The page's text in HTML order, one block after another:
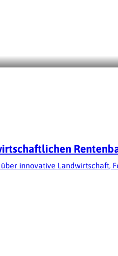
innovative Landwirtschaft,